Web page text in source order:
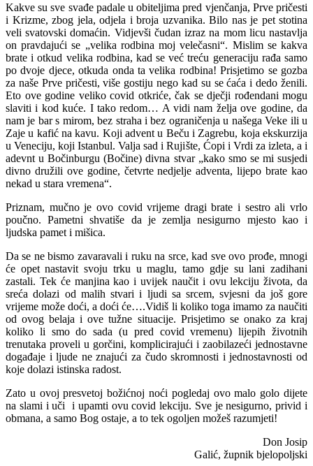
Kakve su sve svađe padale u obiteljima pred vjenčanja, Prve pričesti
i Krizme, zbog jela, odjela i broja uzvanika. Bilo nas je pet stotina
veli svatovski domaćin. Vidjevši čudan izraz na mom licu nastavlja
on pravdajući se „velika rodbina moj velečasni“. Mislim se kakva
brate i otkud velika rodbina, kad se već treću generaciju rađa samo
po dvoje djece, otkuda onda ta velika rodbina! Prisjetimo se gozba
za naše Prve pričesti, više gostiju nego kad su se ćaća i dedo ženili.
Eto ove godine veliko covid otkriće, čak se dječji rođendani mogu
slaviti i kod kuće. I tako redom… A vidi nam želja ove godine, da
nam je bar s mirom, bez straha i bez ograničenja u našega Veke ili u
Zaje u kafić na kavu. Koji advent u Beču i Zagrebu, koja ekskurzija
u Veneciju, koji Istanbul. Valja sad i Rujište, Ćopi i Vrdi za izleta, a i
adevnt u Bočinburgu (Bočine) divna stvar „kako smo se mi susjedi
divno družili ove godine, četvrte nedjelje adventa, lijepo brate kao
nekad u stara vremena“.
Priznam, mučno je ovo covid vrijeme dragi brate i sestro ali vrlo
poučno. Pametni shvatiše da je zemlja nesigurno mjesto kao i
ljudska pamet i mišica.
Da se ne bismo zavaravali i ruku na srce, kad sve ovo prođe, mnogi
će opet nastavit svoju trku u maglu, tamo gdje su lani zadihani
zastali. Tek će manjina kao i uvijek naučit i ovu lekciju života, da
sreća dolazi od malih stvari i ljudi sa srcem, svjesni da još gore
vrijeme može doći, a doći će….Vidiš li koliko toga imamo za naučiti
od ovog belaja i ove tužne situacije. Prisjetimo se onako za kraj
koliko li smo do sada (u pred covid vremenu) lijepih životnih
trenutaka proveli u gorčini, komplicirajući i zaobilazeći jednostavne
događaje i ljude ne znajući za čudo skromnosti i jednostavnosti od
koje dolazi istinska radost.
Zato u ovoj presvetoj božićnoj noći pogledaj ovo malo golo dijete
na slami i uči i upamti ovu covid lekciju. Sve je nesigurno, privid i
obmana, a samo Bog ostaje, a to tek ogoljen možeš razumjeti!
Don Josip
Galić, župnik bjelopoljski